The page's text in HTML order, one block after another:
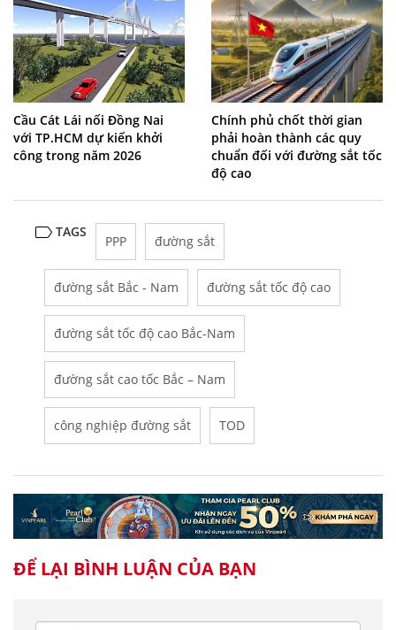
Cầu Cát Lái nối Đồng Nai
với TP.HCM dự kiến khởi
công trong năm 2026
Chính phủ chốt thời gian
phải hoàn thành các quy
chuẩn đối với đường sắt tốc
độ cao
TAGS
PPP đường sắt
đường sắt Bắc - Nam đường sắt tốc độ cao
đường sắt tốc độ cao Bắc-Nam
đường sắt cao tốc Bắc – Nam
công nghiệp đường sắt TOD
ĐỂ LẠI BÌNH LUẬN CỦA BẠN